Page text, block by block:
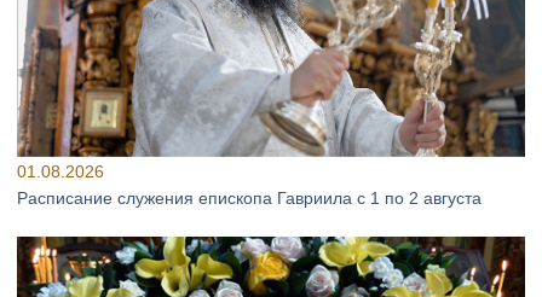
01.08.2026
Расписание служения епископа Гавриила с 1 по 2 августа